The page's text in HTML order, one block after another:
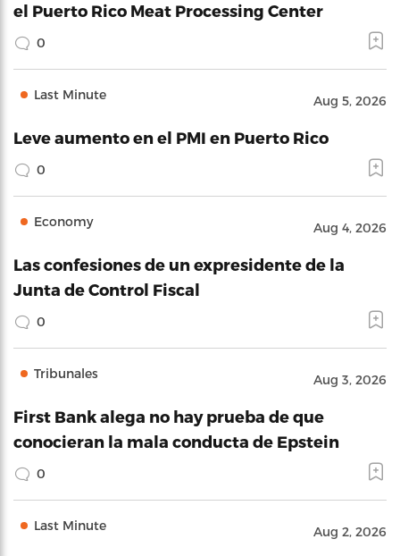
el Puerto Rico Meat Processing Center
0
Last Minute Aug 5, 2026
Leve aumento en el PMI en Puerto Rico
0
Economy Aug 4, 2026
Las confesiones de un expresidente de la
Junta de Control Fiscal
0
Tribunales Aug 3, 2026
First Bank alega no hay prueba de que
conocieran la mala conducta de Epstein
0
Last Minute Aug 2, 2026